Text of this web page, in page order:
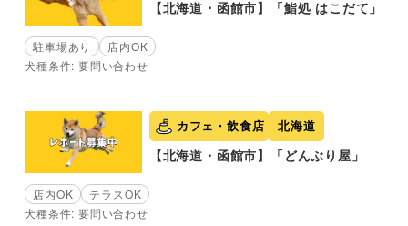
【北海道・函館市】「鮨処 はこだて」
駐車場あり
店内OK
犬種条件: 要問い合わせ
カフェ・飲食店 北海道
【北海道・函館市】「どんぶり屋」
店内OK
テラスOK
犬種条件: 要問い合わせ